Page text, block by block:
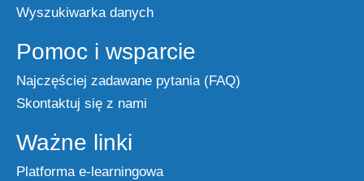
Wyszukiwarka danych
Pomoc i wsparcie
Najczęściej zadawane pytania (FAQ)
Skontaktuj się z nami
Ważne linki
Platforma e-learningowa